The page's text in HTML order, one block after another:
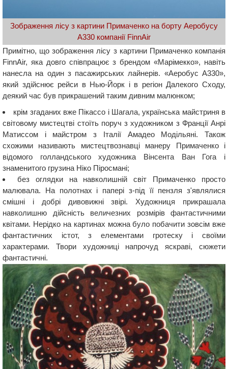
Зображення лісу з картини Примаченко на борту Аеробусу
А330 компанії FinnAir
Примітно, що зображення лісу з картини Примаченко компанія
FinnAir, яка довго співпрацює з брендом «Марімекко», навіть
нанесла на один з пасажирських лайнерів. «Аеробус А330»,
який здійснює рейси в Нью-Йорк і в регіон Далекого Сходу,
деякий час був прикрашений таким дивним малюнком;
крім згаданих вже Пікассо і Шагала, українська майстриня в
світовому мистецтві стоїть поруч з художником з Франції Анрі
Матиссом і майстром з Італії Амадео Модільяні. Також
схожими називають мистецтвознавці манеру Примаченко і
відомого голландського художника Вінсента Ван Гога і
знаменитого грузина Ніко Піросмані;
без оглядки на навколишній світ Примаченко просто
малювала. На полотнах і папері з-під її пензля з'являлися
смішні і добрі дивовижні звірі. Художниця прикрашала
навколишню дійсність величезних розмірів фантастичними
квітами. Нерідко на картинах можна було побачити зовсім вже
фантастичних істот, з елементами гротеску і своїми
характерами. Твори художниці напрочуд яскраві, сюжети
фантастичні.